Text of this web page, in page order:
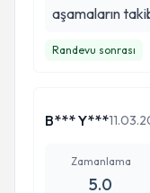
aşamaların
Randevu sonrası
B*** Y***
Zamanlama
5.0